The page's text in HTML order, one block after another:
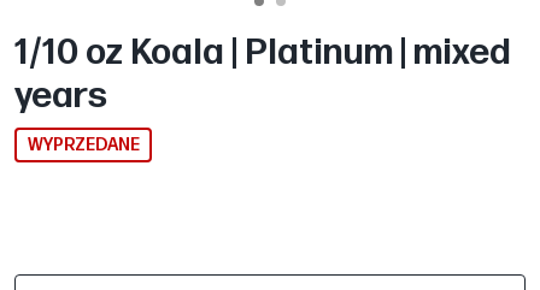
1/10 oz Koala | Platinum | mixed
years
WYPRZEDANE